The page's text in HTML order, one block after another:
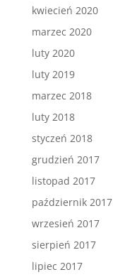
kwiecień 2020
marzec 2020
luty 2020
luty 2019
marzec 2018
luty 2018
styczeń 2018
grudzień 2017
listopad 2017
październik 2017
wrzesień 2017
sierpień 2017
lipiec 2017